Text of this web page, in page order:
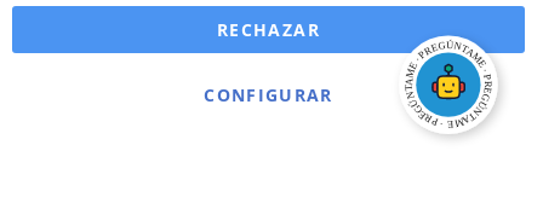
CONFIGURAR
RECHAZAR